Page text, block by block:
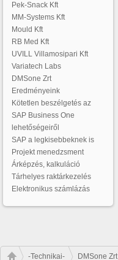
Pek-Snack Kft
MM-Systems Kft
Mould Kft
RB Med Kft
UVILL Villamosipari Kft
Variatech Labs
DMSone Zrt
Eredményeink
Kötetlen beszélgetés az
SAP Business One
lehetőségeiről
SAP a legkisebbeknek is
Projekt menedzsment
Árképzés, kalkuláció
Tárhelyes raktárkezelés
Elektronikus számlázás
-Technikai- DMSone Zrt